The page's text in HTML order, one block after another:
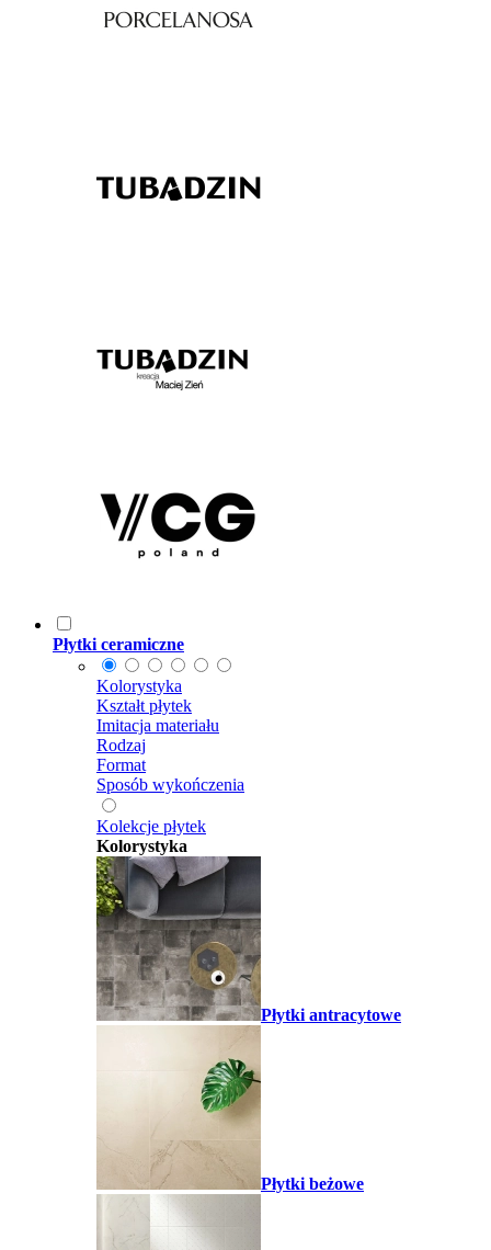
Płytki ceramiczne
Kolorystyka
Kształt płytek
Imitacja materiału
Rodzaj
Format
Sposób wykończenia
Kolekcje płytek
Kolorystyka
Płytki antracytowe
Płytki beżowe